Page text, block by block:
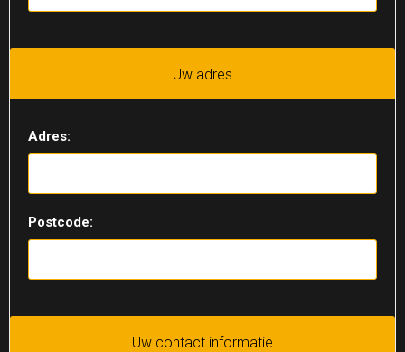
Uw adres
Adres:
Postcode:
Uw contact informatie